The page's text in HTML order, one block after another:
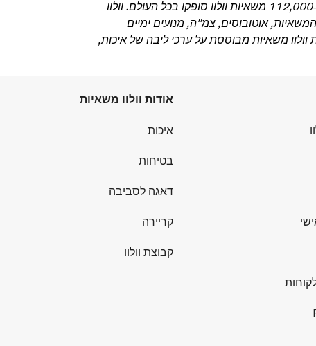
וולוו מורכבות ב-16 ארצות ברחבי העולם. בשנת 2017, יותר מ-112,000 משאיות וולוו סופקו בכל העולם. וולוו
אוטובוסים, צמ"ה, מנועים ימיים
משאיות מבוססת על ערכי ליבה של איכות,
אודות וולוו משאיות
איכות
בטיחות
דאגה לסביבה
קריירה
קבוצת וולוו